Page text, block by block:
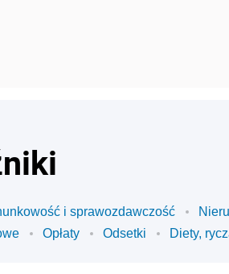
i sprawozdawczość
Opłaty Odsetki Diety,